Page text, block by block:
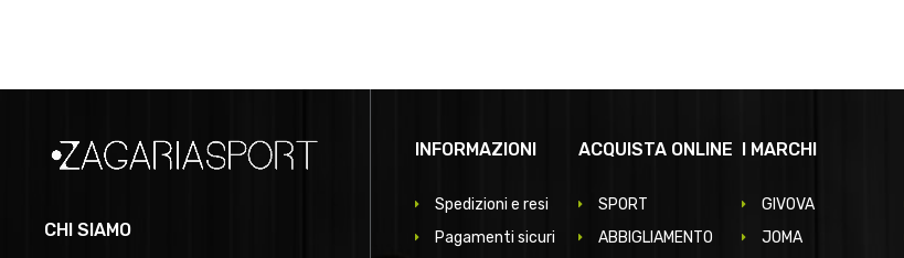
CHI SIAMO
INFORMAZIONI
Spedizioni e resi
Pagamenti sicuri
ACQUISTA ONLINE
SPORT
ABBIGLIAMENTO
I MARCHI
GIVOVA
JOMA